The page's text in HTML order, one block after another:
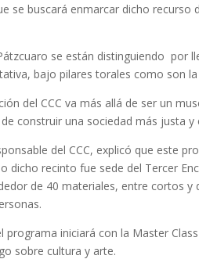
se buscará enmarcar dicho
se están distinguiendo por
bajo pilares torales como son
del CCC va más allá de ser un
construir una sociedad más justa y
del CCC, explicó que este
dicho recinto fue sede del Tercer
de 40 materiales, entre cortos
programa iniciará con la Master
sobre cultura y arte.